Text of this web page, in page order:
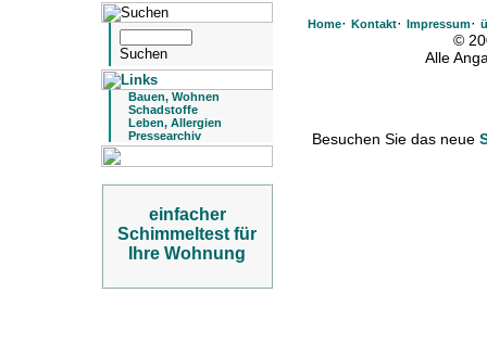
Bauen, Wohnen
Schadstoffe
Leben, Allergien
Pressearchiv
einfacher
Schimmeltest für
Ihre Wohnung
Home· Kontakt· Impressum·
©
Alle
Besuchen Sie das neue